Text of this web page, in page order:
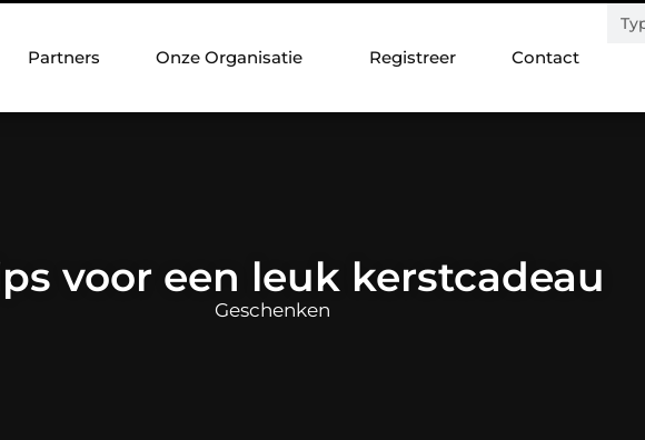
Partners Onze Organisatie Registreer Contact
voor een leuk kerstcadeau
Geschenken